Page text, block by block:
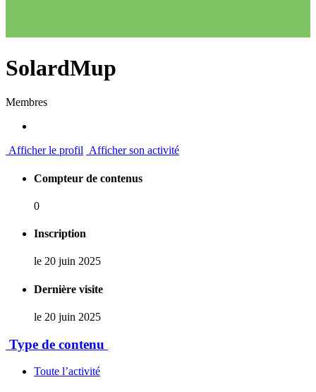
SolardMup
Membres
Afficher le profil Afficher son activité
Compteur de contenus
0
Inscription
le 20 juin 2025
Dernière visite
le 20 juin 2025
Type de contenu
Toute l’activité